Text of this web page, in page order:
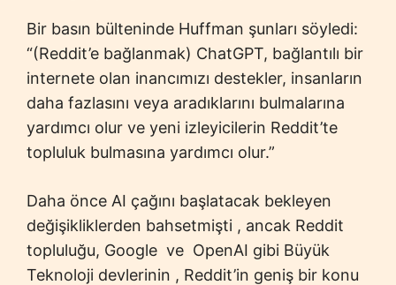
Bir basın bülteninde Huffman şunları söyledi:
“(Reddit’e bağlanmak) ChatGPT, bağlantılı bir
internete olan inancımızı destekler, insanların
daha fazlasını veya aradıklarını bulmalarına
yardımcı olur ve yeni izleyicilerin Reddit’te
topluluk bulmasına yardımcı olur.”
Daha önce AI çağını başlatacak bekleyen
değişikliklerden bahsetmişti , ancak Reddit
topluluğu, Google ve OpenAI gibi Büyük
Teknoloji devlerinin , Reddit’in geniş bir konu